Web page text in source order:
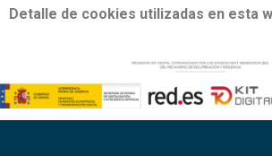
Detalle de cookies utilizadas en esta